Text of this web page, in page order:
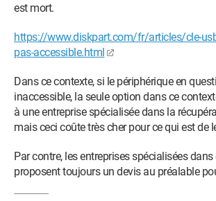
est mort.
https://www.diskpart.com/fr/articles/cle-
pas-accessible.html
Dans ce contexte, si le périphérique en
inaccessible, la seule option dans ce
à une entreprise spécialisée dans la
mais ceci coûte très cher pour ce qui est de
Par contre, les entreprises spécialisées
proposent toujours un devis au préalable